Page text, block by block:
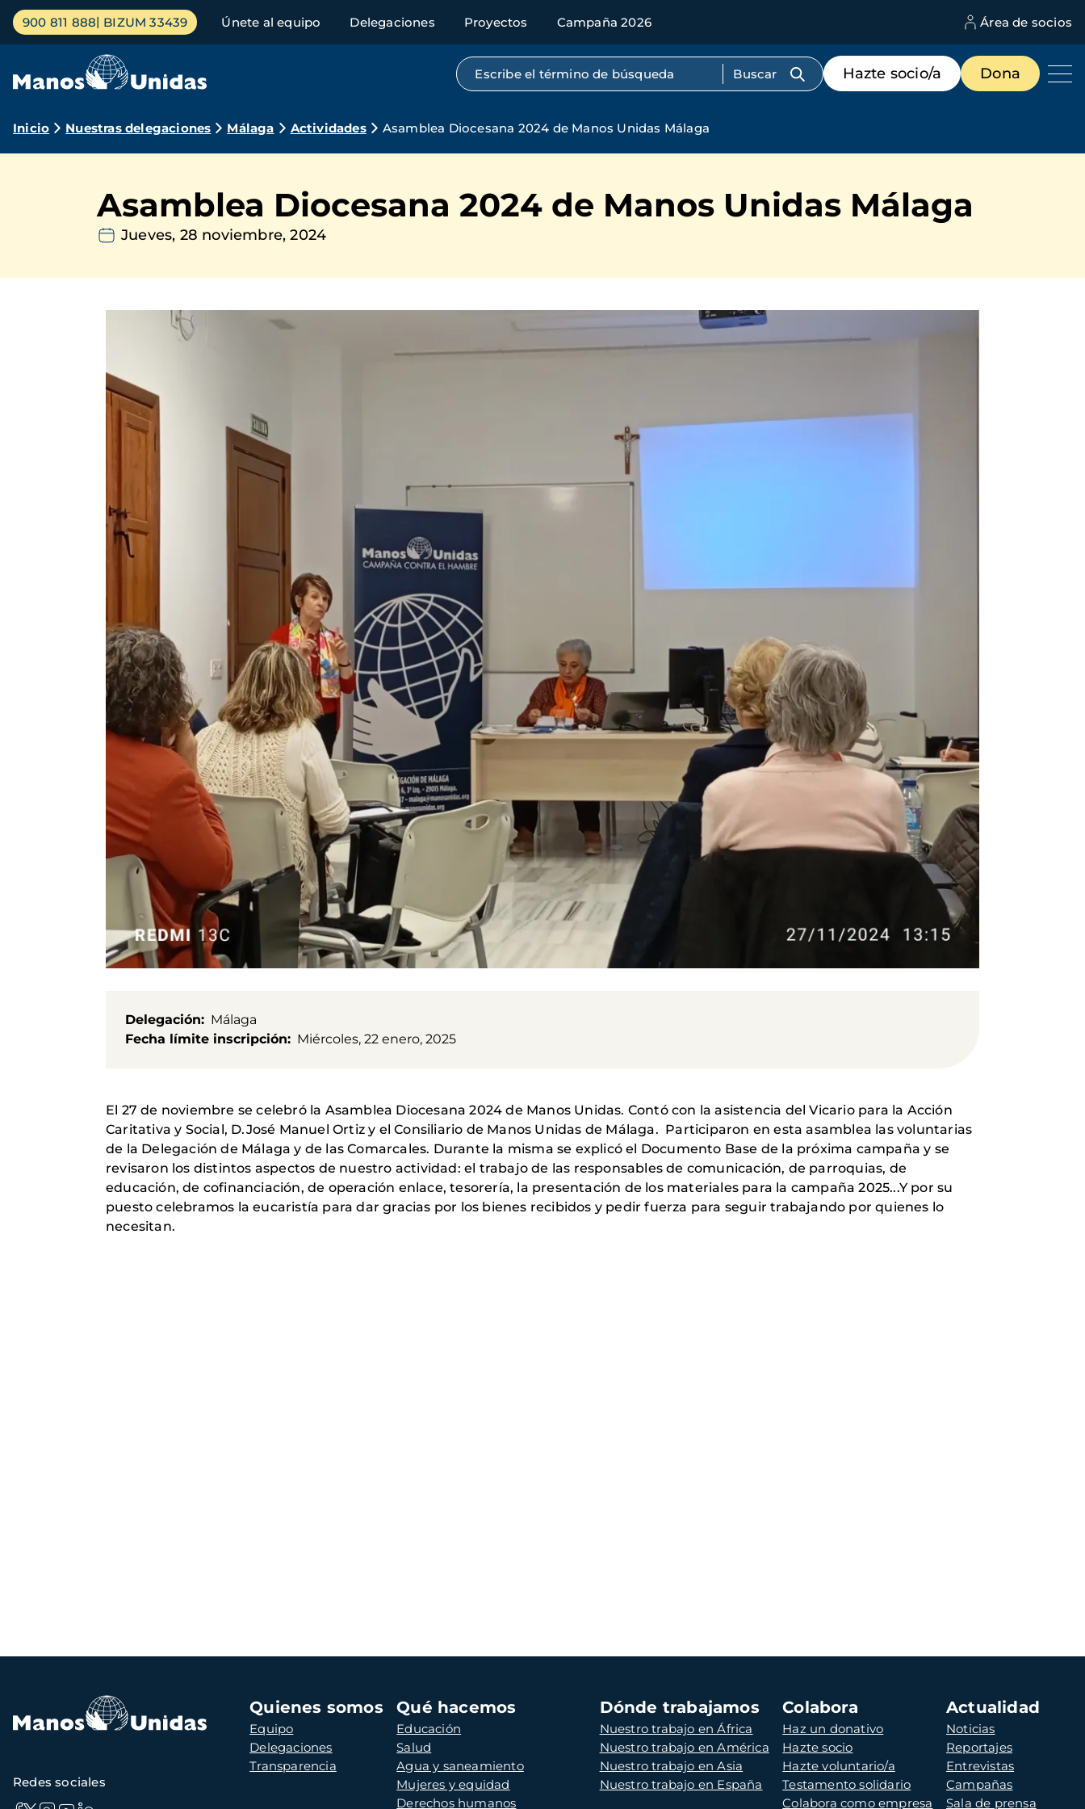
Pasar
contenido
Menú
principal
900 811 888 BIZUM 33439 Únete al equipo Delegaciones Proyectos Campaña 2026 Área de socios
Búsqueda por texto completo
Menú
de
destacados
Hazte socio/a Dona
Ruta
navegación
Inicio Nuestras delegaciones Málaga Actividades Asamblea Diocesana 2024 de Manos Unidas Málaga
Asamblea Diocesana 2024 de Manos Unidas Málaga
Jueves, 28 noviembre, 2024
Delegación
Málaga
Fecha límite inscripción
Miércoles, 22 enero, 2025
El 27 de noviembre se celebró la Asamblea Diocesana 2024 de Manos Unidas. Contó con la asistencia del Vicario para la Acción
Caritativa y Social, D.José Manuel Ortiz y el Consiliario de Manos Unidas de Málaga. Participaron en esta asamblea las voluntarias
de la Delegación de Málaga y de las Comarcales. Durante la misma se explicó el Documento Base de la próxima campaña y se
revisaron los distintos aspectos de nuestro actividad: el trabajo de las responsables de comunicación, de parroquias, de
educación, de cofinanciación, de operación enlace, tesorería, la presentación de los materiales para la campaña 2025...Y por su
puesto celebramos la eucaristía para dar gracias por los bienes recibidos y pedir fuerza para seguir trabajando por quienes lo
necesitan.
Navegación
principal
Quienes somos
Equipo
Delegaciones
Transparencia
Qué hacemos
Educación
Salud
Agua y saneamiento
Mujeres y equidad
Derechos humanos
Dónde trabajamos
Nuestro trabajo en África
Nuestro trabajo en América
Nuestro trabajo en Asia
Nuestro trabajo en España
Colabora
Haz un donativo
Hazte socio
Hazte voluntario/a
Testamento solidario
Colabora como empresa
Actualidad
Noticias
Reportajes
Entrevistas
Campañas
Sala de prensa
Redes sociales